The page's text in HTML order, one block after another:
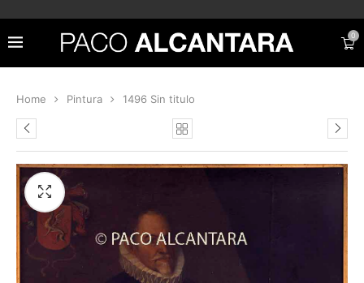
0
Home Pintura 1496 Sin titulo